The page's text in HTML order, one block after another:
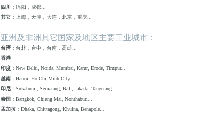
四川
：绵阳，成都...
其它 ：上海，天津，大连，北京，重庆...
亚洲及非洲其它国家及地区主要工业城市：
台湾 ：台北，台中，台南，高雄...
香港
印度 ：New Delhi, Noida, Mumbai, Karur, Erode, Tirupur...
越南 ：Hanoi, Ho Chi Minh City...
印尼 ：Sukabumi, Semarang, Bali, Jakarta, Tangerang...
泰国 ：Bangkok, Chiang Mai, Nonthaburi...
孟加拉 ：Dhaka, Chittagong, Khulna, Benapole...